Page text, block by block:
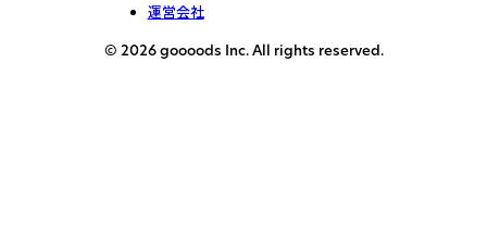
運営会社
© 2026 goooods Inc. All rights reserved.